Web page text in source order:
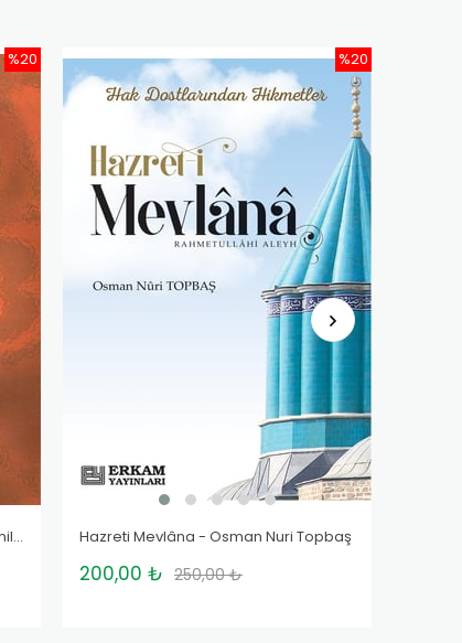
Gönül Erleri - 2 - Prof. Dr. Hasan Kamil Yılmaz
%20
Hazreti Mevlâna - Osman Nuri Topbaş
200,00 ₺ 250,00 ₺
%20